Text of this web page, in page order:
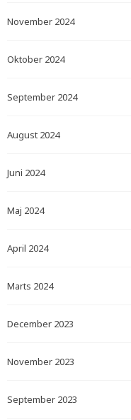
November 2024
Oktober 2024
September 2024
August 2024
Juni 2024
Maj 2024
April 2024
Marts 2024
December 2023
November 2023
September 2023